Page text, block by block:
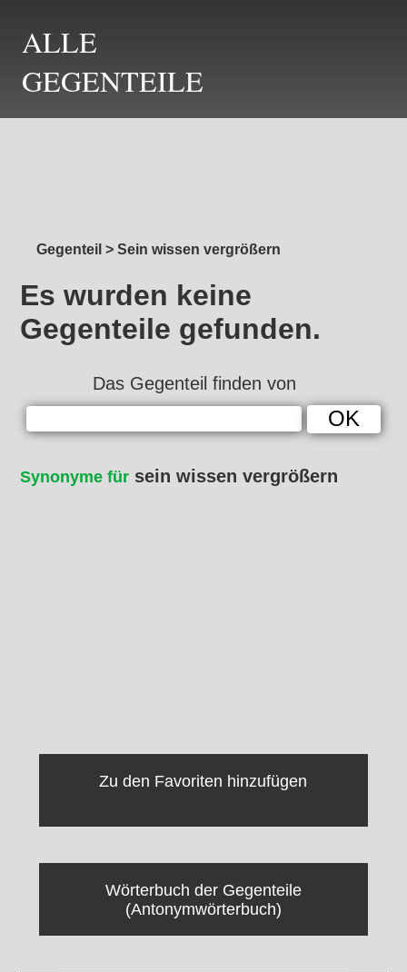
ALLE
GEGENTEILE
Gegenteil > Sein wissen vergrößern
Es wurden keine
Gegenteile gefunden.
Das Gegenteil finden von
Synonyme für sein wissen vergrößern
Zu den Favoriten hinzufügen
Wörterbuch der Gegenteile
(Antonymwörterbuch)